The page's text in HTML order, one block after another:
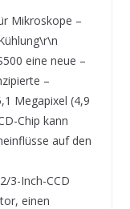
Mikroskope –
eine neue –
–
Megapixel (4,9
Chip kann
auf den
3-Inch-CCD
einen